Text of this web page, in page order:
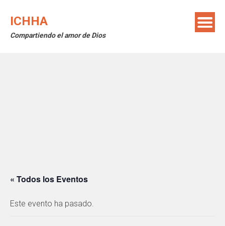
ICHHA
Compartiendo el amor de Dios
« Todos los Eventos
Este evento ha pasado.